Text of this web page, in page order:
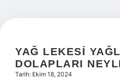
Hakkımızda
YAĞ LEKESI
DOLAPLARI
Tarih: Ekim 18, 2024